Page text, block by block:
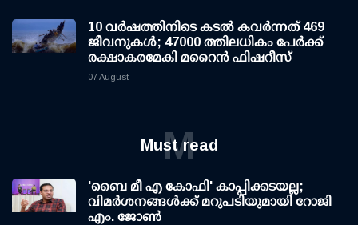
10 വര്‍ഷത്തിനിടെ കടല്‍ കവര്‍ന്നത് 469
ജീവനുകള്‍; 47000 ത്തിലധികം പേര്‍ക്ക്
രക്ഷാകരമേകി മറൈന്‍ ഫിഷറീസ്
07 August
Must read
M
'ബൈ മീ എ കോഫി' കാപ്പിക്കടയല്ല;
വിമര്‍ശനങ്ങള്‍ക്ക് മറുപടിയുമായി റോജി
എം. ജോണ്‍